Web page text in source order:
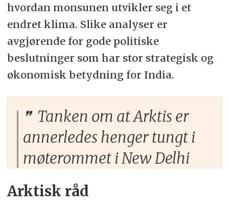
hvordan monsunen utvikler seg i et
endret klima. Slike analyser er
avgjørende for gode politiske
beslutninger som har stor strategisk og
økonomisk betydning for India.
Tanken om at Arktis er
annerledes henger tungt i
møterommet i New Delhi
Arktisk råd